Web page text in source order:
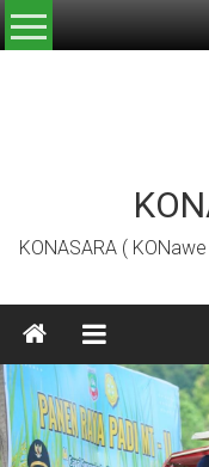
Lompat
ke
KONASARA (